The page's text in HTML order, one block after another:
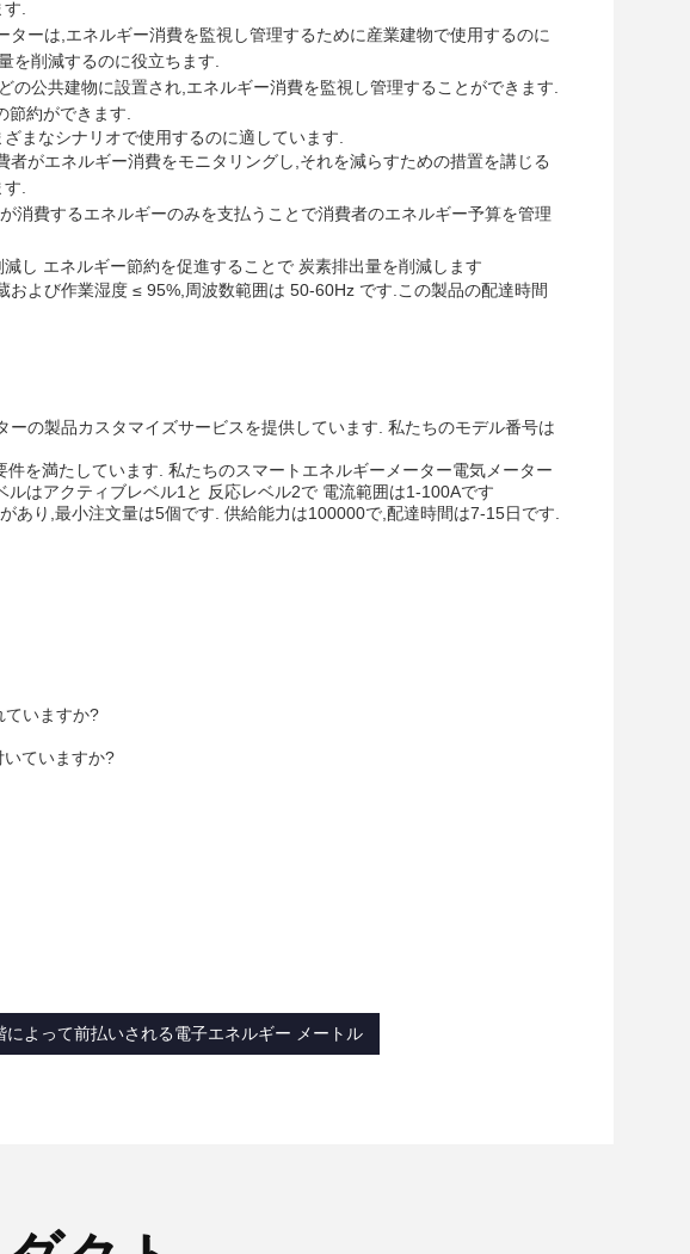
.
ーは,エネルギー消費を監視し管理するために産業建物で使用するのに
を削減するのに役立ちます.
の公共建物に設置され,エネルギー消費を監視し管理することができます.
約ができます.
まなシナリオで使用するのに適しています.
がエネルギー消費をモニタリングし,それを減らすための措置を講じる
.
消費するエネルギーのみを支払うことで消費者のエネルギー予算を管理
し エネルギー節約を促進することで 炭素排出量を削減します
よび作業湿度 ≤ 95%,周波数範囲は 50-60Hz です.この製品の配達時間
の製品カスタマイズサービスを提供しています. 私たちのモデル番号は
を満たしています. 私たちのスマートエネルギーメーター電気メーター
はアクティブレベル1と 反応レベル2で 電流範囲は1-100Aです
あり,最小注文量は5個です. 供給能力は100000で,配達時間は7-15日です.
ていますか?
ていますか?
によって前払いされる電子エネルギー メートル